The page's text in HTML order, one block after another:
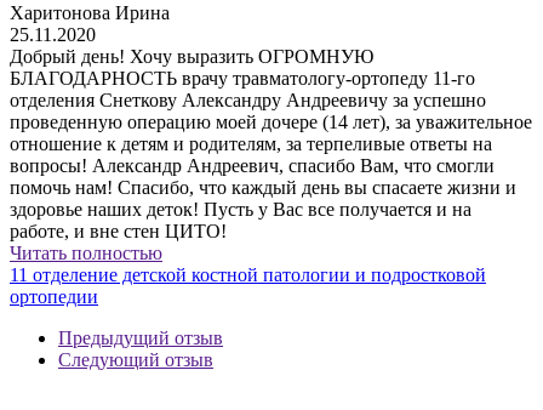
Харитонова Ирина
25.11.2020
Добрый день! Хочу выразить ОГРОМНУЮ
БЛАГОДАРНОСТЬ врачу травматологу-ортопеду 11-го
отделения Снеткову Александру Андреевичу за успешно
проведенную операцию моей дочере (14 лет), за уважительное
отношение к детям и родителям, за терпеливые ответы на
вопросы! Александр Андреевич, спасибо Вам, что смогли
помочь нам! Спасибо, что каждый день вы спасаете жизни и
здоровье наших деток! Пусть у Вас все получается и на
работе, и вне стен ЦИТО!
Читать полностью
11 отделение детской костной патологии и подростковой
ортопедии
Предыдущий отзыв
Следующий отзыв